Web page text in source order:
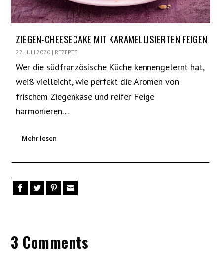
ZIEGEN-CHEESECAKE MIT KARAMELLISIERTEN FEIGEN
22. JULI 2020 | REZEPTE
Wer die südfranzösische Küche kennengelernt hat,
weiß vielleicht, wie perfekt die Aromen von
frischem Ziegenkäse und reifer Feige
harmonieren…
Mehr lesen
3 Comments